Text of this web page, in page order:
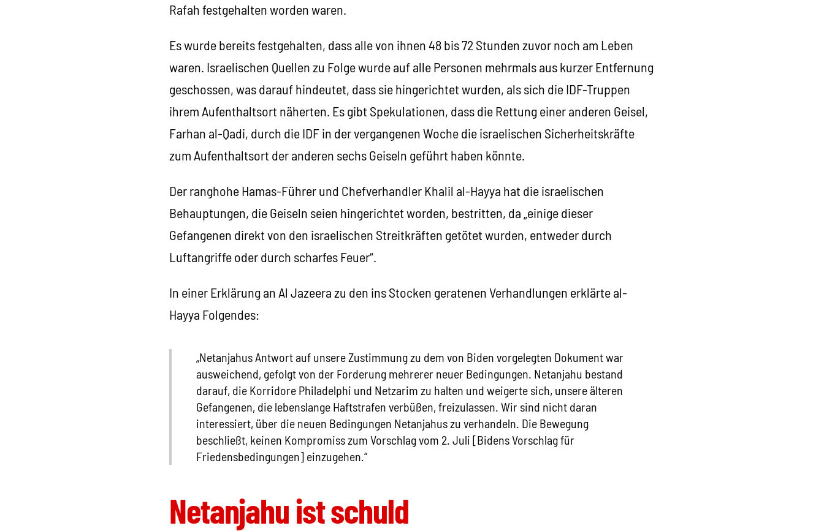
Rafah festgehalten worden waren.
Es wurde bereits festgehalten, dass alle von ihnen 48 bis 72 Stunden zuvor noch am Leben
waren. Israelischen Quellen zu Folge wurde auf alle Personen mehrmals aus kurzer Entfernung
geschossen, was darauf hindeutet, dass sie hingerichtet wurden, als sich die IDF-Truppen
ihrem Aufenthaltsort näherten. Es gibt Spekulationen, dass die Rettung einer anderen Geisel,
Farhan al-Qadi, durch die IDF in der vergangenen Woche die israelischen Sicherheitskräfte
zum Aufenthaltsort der anderen sechs Geiseln geführt haben könnte.
Der ranghohe Hamas-Führer und Chefverhandler Khalil al-Hayya hat die israelischen
Behauptungen, die Geiseln seien hingerichtet worden, bestritten, da „einige dieser
Gefangenen direkt von den israelischen Streitkräften getötet wurden, entweder durch
Luftangriffe oder durch scharfes Feuer“.
In einer Erklärung an Al Jazeera zu den ins Stocken geratenen Verhandlungen erklärte al-
Hayya Folgendes:
„Netanjahus Antwort auf unsere Zustimmung zu dem von Biden vorgelegten Dokument war
ausweichend, gefolgt von der Forderung mehrerer neuer Bedingungen. Netanjahu bestand
darauf, die Korridore Philadelphi und Netzarim zu halten und weigerte sich, unsere älteren
Gefangenen, die lebenslange Haftstrafen verbüßen, freizulassen. Wir sind nicht daran
interessiert, über die neuen Bedingungen Netanjahus zu verhandeln. Die Bewegung
beschließt, keinen Kompromiss zum Vorschlag vom 2. Juli [Bidens Vorschlag für
Friedensbedingungen] einzugehen.“
Netanjahu ist schuld